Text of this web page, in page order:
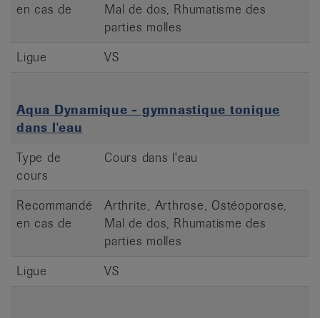
en cas de
Mal de dos, Rhumatisme des
parties molles
Ligue
VS
Aqua Dynamique - gymnastique tonique
dans l'eau
Type de
cours
Cours dans l'eau
Recommandé
en cas de
Arthrite, Arthrose, Ostéoporose,
Mal de dos, Rhumatisme des
parties molles
Ligue
VS